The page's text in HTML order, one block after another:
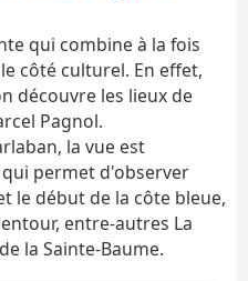
qui combine à la fois
côté culturel. En effet,
découvre les lieux de
Pagnol.
la vue est
qui permet d'observer
le début de la côte bleue,
entre-autres La
la Sainte-Baume.